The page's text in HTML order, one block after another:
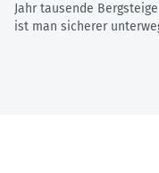
Jahr tausende
ist man sicherer